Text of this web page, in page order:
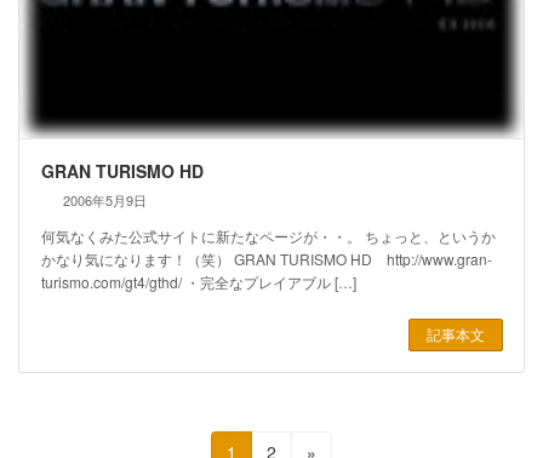
GRAN TURISMO HD
2006年5月9日
何気なくみた公式サイトに新たなページが・・。 ちょっと、というか
かなり気になります！（笑） GRAN TURISMO HD http://www.gran-
turismo.com/gt4/gthd/ ・完全なプレイアブル […]
記事本文
固1 固
2 »